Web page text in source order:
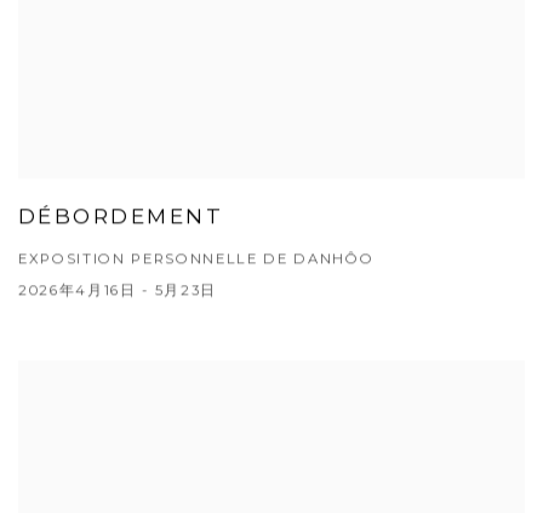
DÉBORDEMENT
EXPOSITION PERSONNELLE DE DANHÔO
2026年4月16日 - 5月23日